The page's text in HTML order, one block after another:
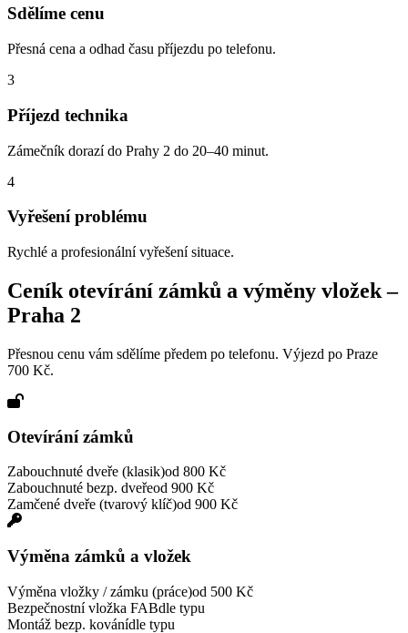
Sdělíme cenu
Přesná cena a odhad času příjezdu po telefonu.
3
Příjezd technika
Zámečník dorazí do Prahy 2 do 20–40 minut.
4
Vyřešení problému
Rychlé a profesionální vyřešení situace.
Ceník otevírání zámků a výměny vložek –
Praha 2
Přesnou cenu vám sdělíme předem po telefonu. Výjezd po Praze
700 Kč.
Otevírání zámků
Zabouchnuté dveře (klasik)od 800 Kč
Zabouchnuté bezp. dveřeod 900 Kč
Zamčené dveře (tvarový klíč)od 900 Kč
Výměna zámků a vložek
Výměna vložky / zámku (práce)od 500 Kč
Bezpečnostní vložka FABdle typu
Montáž bezp. kovánídle typu